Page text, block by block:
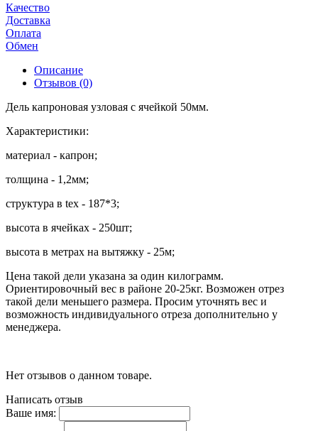
Качество
Доставка
Оплата
Обмен
Описание
Отзывов (0)
Дель капроновая узловая с ячейкой 50мм.
Характеристики:
материал - капрон;
толщина - 1,2мм;
структура в tex - 187*3;
высота в ячейках - 250шт;
высота в метрах на вытяжку - 25м;
Цена такой дели указана за один килограмм.
Ориентировочный вес в районе 20-25кг. Возможен отрез
такой дели меньшего размера. Просим уточнять вес и
возможность индивидуального отреза дополнительно у
менеджера.
Нет отзывов о данном товаре.
Написать отзыв
Ваше имя: